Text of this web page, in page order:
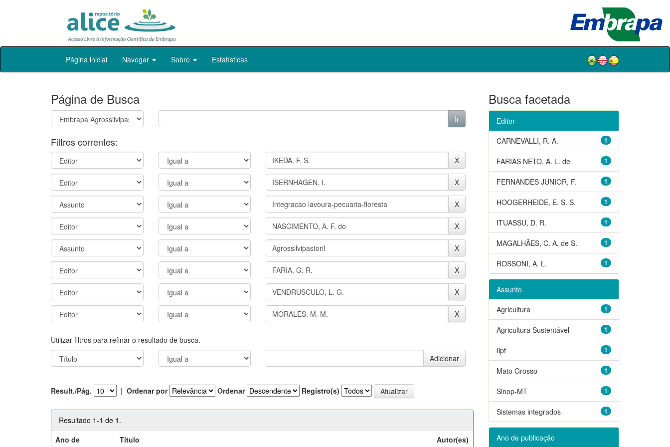
Skip
Página inicial Navegar Sobre Estatísticas
Página de Busca
Filtros correntes:
Utilizar filtros para refinar o resultado de busca.
Result./Pág. | Ordenar por Ordenar Registro(s)
Resultado 1-1 de 1.
Ano de
Título Autor(es)
Busca facetada
Editor
1
CARNEVALLI, R. A.
1
FARIAS NETO, A. L. de
1
FERNANDES JUNIOR, F.
1
HOOGERHEIDE, E. S. S.
1
ITUASSU, D. R.
1
MAGALHÃES, C. A. de S.
1
ROSSONI, A. L.
Assunto
1
Agricultura
1
Agricultura Sustentável
1
Ilpf
1
Mato Grosso
1
Sinop-MT
1
Sistemas integrados
Ano de publicação